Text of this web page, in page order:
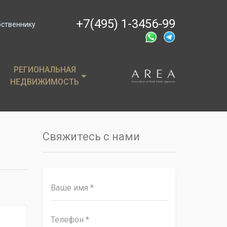
+7(495) 1-3456-99
РЕГИОНАЛЬНАЯ
НЕДВИЖИМОСТЬ
РЕГИОНАЛЬНАЯ
НЕДВИЖИМОСТЬ
Свяжитесь с нами